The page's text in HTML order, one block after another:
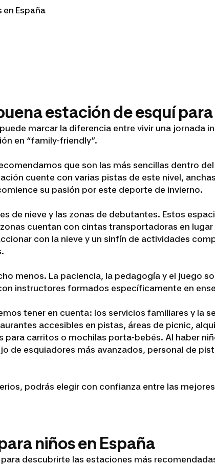
en España
estación de esquí
marcar la diferencia entre vivir una jornada
en “family-friendly”.
que son las más sencillas dentro
cuente con varias pistas de este nivel,
su pasión por este deporte de invierno.
de nieve y las zonas de debutantes. Estos
cuentan con cintas transportadoras en
con la nieve y un sinfín de actividades
menos. La paciencia, la pedagogía y el juego
instructores formados específicamente en
tener en cuenta: los servicios familiares y la
accesibles en pistas, áreas de picnic,
carritos o mochilas porta-bebés. Al haber
de esquiadores más avanzados, personal de
podrás elegir con confianza entre las
niños en España
descubrirte las estaciones más